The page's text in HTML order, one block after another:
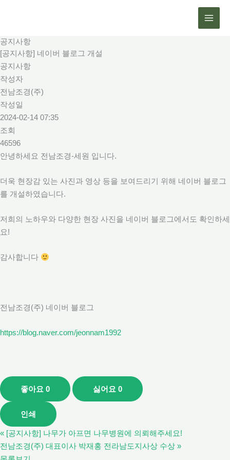
로
건
너
뛰
기
공지사항
[공지사항] 네이버 블로그 개설
공지사항
작성자
전남조경(주)
작성일
2024-02-14 07:35
조회
46596
안녕하세요 전남조경-세원 입니다.
더욱 현장감 있는 사진과 영상 등을 보여드리기 위해 네이버 블로그
를 개설하였습니다.
저희의 노하우와 다양한 현장 사진을 네이버 블로그에서도 확인하세
요!
감사합니다
전남조경(주) 네이버 블로그
https://blog.naver.com/jeonnam1992
좋아요 0 싫어요 0
인쇄
« [공지사항] 나무가 아프면 나무병원에 의뢰해주세요!
전남조경(주) 대표이사 박재홍 전라남도지사상 수상 »